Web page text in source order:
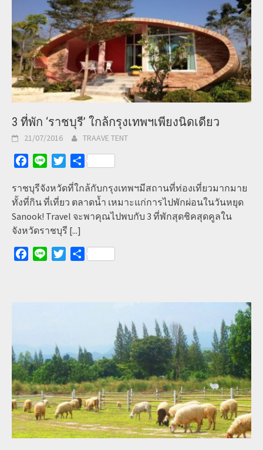
3 ที่พัก ‘ราชบุรี’ ใกล้กรุงเทพฯเพียงนิดเดียว
21/07/2016 TRAAVE TENT
Facebook
Line TwitterShare
ราชบุรีจังหวัดที่ใกล้กับกรุงเทพฯมีสถานที่ท่องเที่ยวมากมาย
ทั้งที่กิน ที่เที่ยว ตลาดน้ำ เหมาะแก่การไปพักผ่อนในวันหยุด
Sanook! Travel จะพาคุณไปพบกับ 3 ที่พักสุดชิคสุดคูลใน
จังหวัดราชบุรี [...]
Facebook
Line TwitterShare